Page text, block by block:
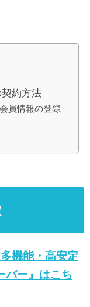
約方法
員情報の登録
機能・高安定
バー』はこち